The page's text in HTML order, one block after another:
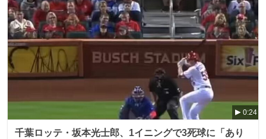
0:24
千葉ロッテ・坂本光士郎、1イニングで3死球に「あり